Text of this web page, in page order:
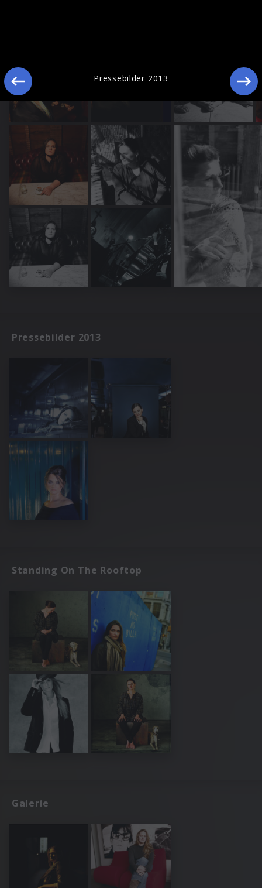
Pressebilder 2013
Standing On The Rooftop
Galerie
Pressebilder 2013